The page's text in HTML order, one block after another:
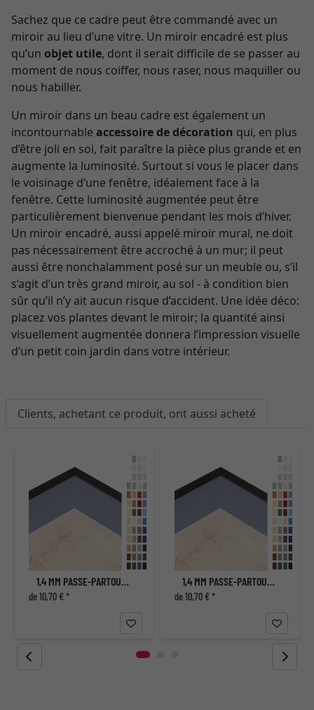
Sachez que ce cadre peut être commandé avec un
miroir au lieu d’une vitre. Un miroir encadré est plus
qu’un objet utile, dont il serait difficile de se passer au
moment de nous coiffer, nous raser, nous maquiller ou
nous habiller.
Un miroir dans un beau cadre est également un
incontournable accessoire de décoration qui, en plus
d’être joli en soi, fait paraître la pièce plus grande et en
augmente la luminosité. Surtout si vous le placer dans
le voisinage d’une fenêtre, idéalement face à la
fenêtre. Cette luminosité augmentée peut être
particulièrement bienvenue pendant les mois d’hiver.
Un miroir encadré, aussi appelé miroir mural, ne doit
pas nécessairement être accroché à un mur; il peut
aussi être nonchalamment posé sur un meuble ou, s’il
s’agit d’un très grand miroir, au sol - à condition bien
sûr qu’il n’y ait aucun risque d’accident. Une idée déco:
placez vos plantes devant le miroir; la quantité ainsi
visuellement augmentée donnera l’impression visuelle
d’un petit coin jardin dans votre intérieur.
Clients, achetant ce produit, ont aussi acheté
1,4 MM PASSE-PARTOUT - SUR MESURE
de 10,70 € *
1,4 MM PASSE-PARTOUT - SUR MESURE
de 10,70 € *